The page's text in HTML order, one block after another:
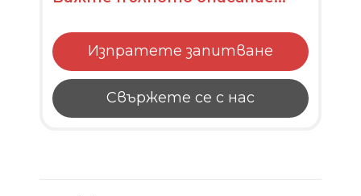
Изпратете запитване
Свържете се с нас